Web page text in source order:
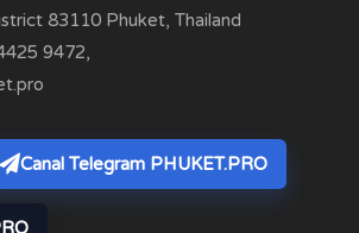
83110 Phuket, Thailand
9472
Canal Telegram PHUKET.PRO